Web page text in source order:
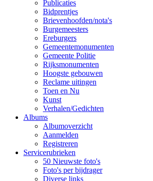
Publicaties
Bidprentjes
Brievenhoofden/nota's
Burgemeesters
Ereburgers
Gemeentemonumenten
Gemeente Politie
Rijksmonumenten
Hoogste gebouwen
Reclame uitingen
Toen en Nu
Kunst
Verhalen/Gedichten
Albums
Albumoverzicht
Aanmelden
Registreren
Servicerubrieken
50 Nieuwste foto's
Foto's per bijdrager
Diverse links